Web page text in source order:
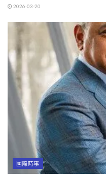
2026-03-20
國際時事